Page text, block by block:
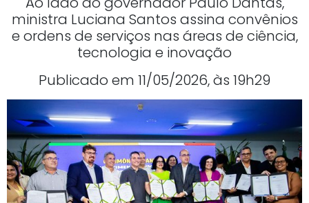
ministra Luciana Santos assina convênios
e ordens de serviços nas áreas de ciência,
tecnologia e inovação
Publicado em 11/05/2026, às 19h29